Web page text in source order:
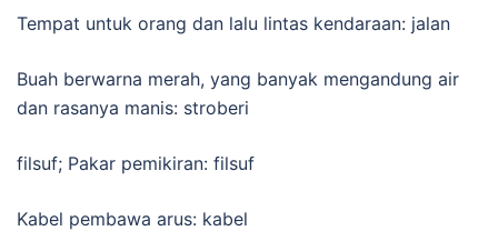
Tempat untuk orang dan lalu lintas kendaraan: jalan
Buah berwarna merah, yang banyak mengandung air
dan rasanya manis: stroberi
filsuf; Pakar pemikiran: filsuf
Kabel pembawa arus: kabel